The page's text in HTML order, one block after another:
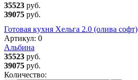
35523 руб.
39075 руб.
Готовая кухня Хельга 2.0 (олива софт)
Артикул: 0
Альбина
35523 руб.
39075 руб.
Количество: